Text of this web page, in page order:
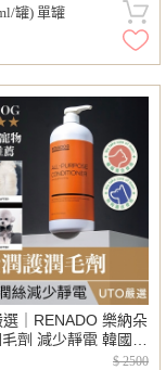
罐) 單罐
選｜RENADO 樂納朵
劑 減少靜電 韓國進
尖寵物美容師首選 寵
$ 2500